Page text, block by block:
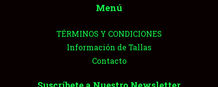
Menú
TÉRMINOS Y CONDICIONES
Información de Tallas
Contacto